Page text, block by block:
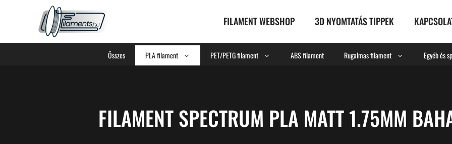
FILAMENT WEBSHOP 3D NYOMTATÁS TIPPEK
Összes PLA filament PET/PETG filament ABS filament Rugalmas filament Egyéb és
FILAMENT SPECTRUM PLA MATT 1.75MM